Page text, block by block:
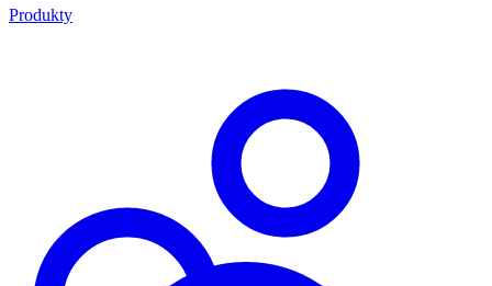
Produkty